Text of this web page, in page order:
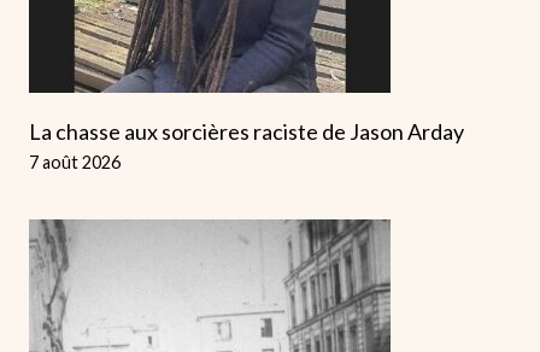
La chasse aux sorcières raciste de Jason Arday
7 août 2026